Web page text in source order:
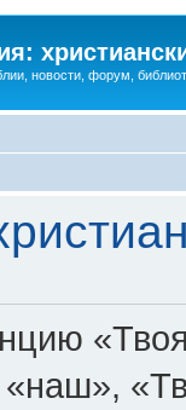
новости, форум,